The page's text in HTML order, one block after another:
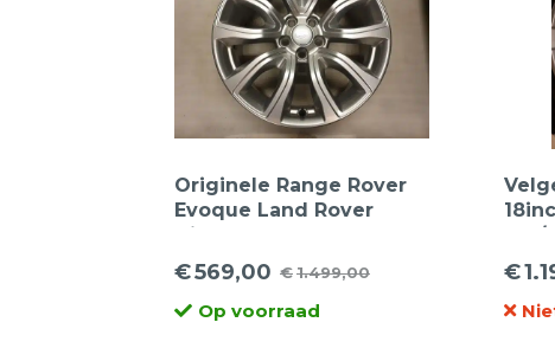
Originele Range Rover
Evoque Land Rover
Discovery Sport EJ32-
1007-AA lichtmetalen
velgen 18 inch
€1.499,00
Oorspronkelijke
prijs
€569,00
Huidige
prijsOp voorraad
prijs
€
prijs